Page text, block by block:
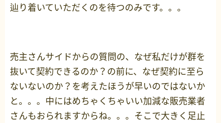
辿り着いていただくのを待つのみです。。。
売主さんサイドからの質問の、なぜ私だけが群を
抜いて契約できるのか？の前に、なぜ契約に至ら
ないないのか？を考えたほうが早いのではないか
と。。。中にはめちゃくちゃいい加減な販売業者
さんもおられますからね。。。そこで大きく足止